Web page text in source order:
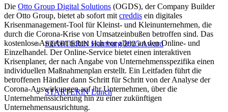
STARTERiN Hamburg 2025 Award
STARTERiN Lunch
Die Otto Group Digital Solutions (OGDS), der Company Builder
der Otto Group, bietet ab sofort mit creddis ein digitales
Krisenmanagement-Tool für Kleinst- und Kleinunternehmen, die
durch die Corona-Krise von Umsatzeinbußen betroffen sind. Das
kostenlose Angebot richtet sich vor allem an den Online- und
Einzelhandel. Der Online-Service bietet einen interaktiven
Krisenplaner, der nach Angabe von Unternehmensspezifika einen
individuellen Maßnahmenplan erstellt. Ein Leitfaden führt die
betroffenen Händler dann Schritt für Schritt von der Analyse der
Corona-Auswirkungen auf ihr Unternehmen, über die
Unternehmenssicherung hin zu einer zukünftigen
Unternehmensausrichtung.